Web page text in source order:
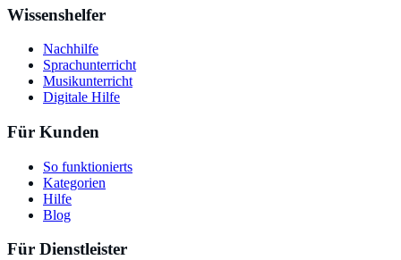
Wissenshelfer
Nachhilfe
Sprachunterricht
Musikunterricht
Digitale Hilfe
Für Kunden
So funktionierts
Kategorien
Hilfe
Blog
Für Dienstleister